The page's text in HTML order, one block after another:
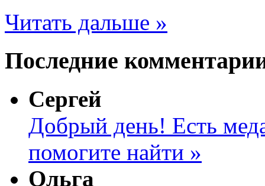
Читать дальше »
Последние
Сергей
Добрый день! Есть
помогите найти »
Ольга